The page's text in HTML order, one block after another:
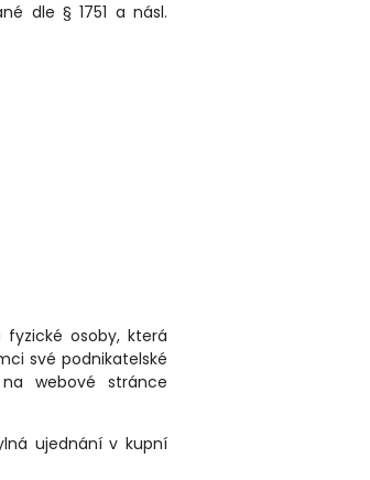
dle § 1751 a násl.
osoby, která
své podnikatelské
webové stránce
ujednání v kupní